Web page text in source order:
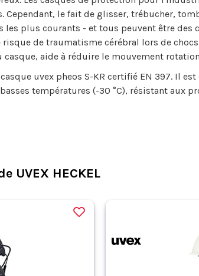
Cependant, le fait de glisser, trébucher,
plus courants - et tous peuvent être des
de traumatisme cérébral lors de
aide à réduire le mouvement
uvex pheos S-KR certifié EN 397. Il
températures (-30 °C), résistant aux
UVEX HECKEL